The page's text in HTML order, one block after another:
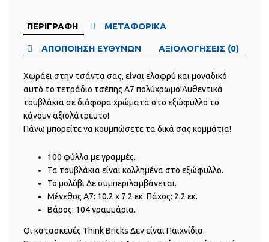
ΠΕΡΙΓΡΑΦΗ ΜΕΤΑΦΟΡΙΚΑ
ΑΠΟΠΟΙΗΣΗ ΕΥΘΥΝΩΝ ΑΞΙΟΛΟΓΗΣΕΙΣ (0)
Χωράει στην τσάντα σας, είναι ελαφρύ και μοναδικό
αυτό το τετράδιο τσέπης Α7 πολύχρωμο!Αυθεντικά
τουβλάκια σε διάφορα χρώματα στο εξώφυλλο το
κάνουν αξιολάτρευτο!
Πάνω μπορείτε να κουμπώσετε τα δικά σας κομμάτια!
100 φύλλα με γραμμές.
Τα τουβλάκια είναι κολλημένα στο εξώφυλλο.
Το μολύβι Δε συμπεριλαμβάνεται.
Μέγεθος Α7: 10.2 x 7.2 εκ. Πάχος: 2.2 εκ.
Βάρος: 104 γραμμάρια.
Οι κατασκευές Think Bricks Δεν είναι Παιχνίδια.